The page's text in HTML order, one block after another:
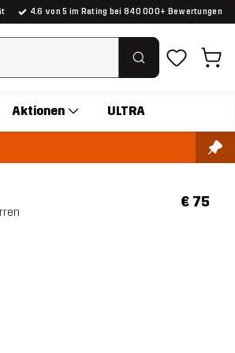
4.6 von 5 im Rating bei 840 000+ Bewertungen
Aktionen ULTRA
€ 75